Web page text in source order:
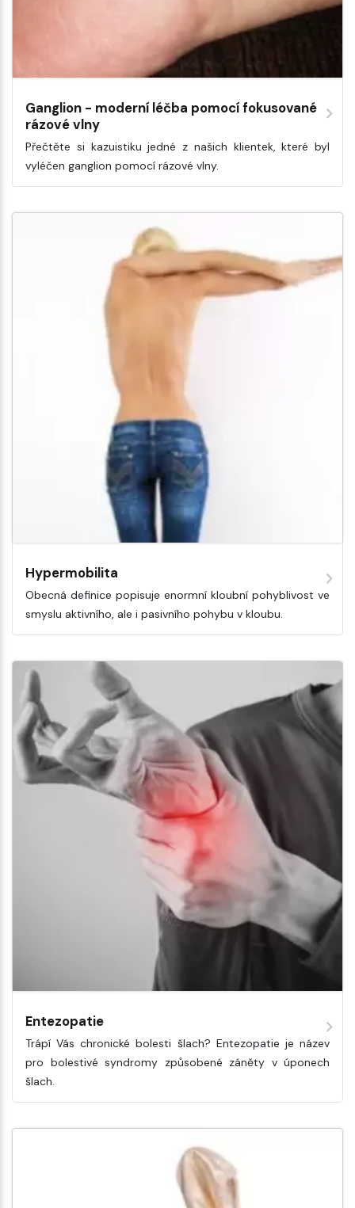
Ganglion - moderní léčba pomocí fokusované
rázové vlny
Přečtěte si kazuistiku jedné z našich klientek, které byl
vyléčen ganglion pomocí rázové vlny.
Hypermobilita
Obecná definice popisuje enormní kloubní pohyblivost ve
smyslu aktivního, ale i pasivního pohybu v kloubu.
Entezopatie
Trápí Vás chronické bolesti šlach? Entezopatie je název
pro bolestivé syndromy způsobené záněty v úponech
šlach.